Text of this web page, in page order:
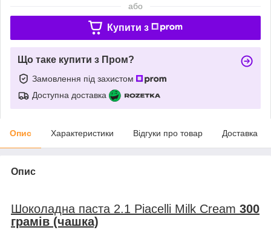
або
Купити з
Що таке купити з Пром?
Замовлення під захистом
Доступна доставка
Опис Характеристики Відгуки про товар Доставка
Опис
Шоколадна паста 2.1 Piacelli Milk Cream 300
грамів (чашка)